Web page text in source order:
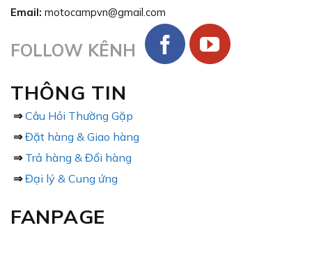
Email: motocampvn@gmail.com
FOLLOW KÊNH
THÔNG TIN
⇒ Câu Hỏi Thường Gặp
⇒ Đặt hàng & Giao hàng
⇒ Trả hàng & Đổi hàng
⇒ Đại lý & Cung ứng
FANPAGE